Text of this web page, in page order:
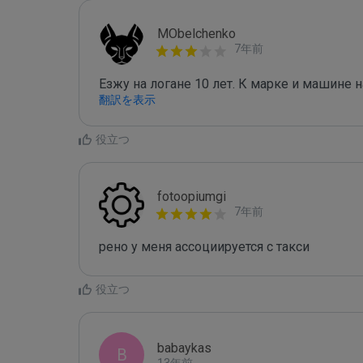
MObelchenko
7年前
Езжу на логане 10 лет. К марке и машине
翻訳を表示
役立つ
fotoopiumgi
7年前
рено у меня ассоциируется с такси
役立つ
B babaykas